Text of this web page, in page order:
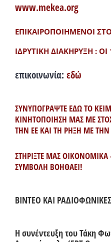
www.mekea.org
ΕΠΙΚΑΙΡΟΠΟΙΗΜΕΝΟΙ
ΙΔΡΥΤΙΚΗ ΔΙΑΚΗΡΥΞΗ :
επικοινωνία: εδώ
ΣΥΝΥΠΟΓΡΑΨΤΕ ΕΔΩ ΤΟ
ΚΙΝΗΤΟΠΟΙΗΣΗ ΜΑΣ ΜΕ
ΤΗΝ ΕΕ ΚΑΙ ΤΗ ΡΗΞΗ ΜΕ
ΣΤΗΡΙΞΤΕ ΜΑΣ ΟΙΚΟΝΟΜΙΚΑ
ΣΥΜΒΟΛΗ ΒΟΗΘΑΕΙ!
ΒΙΝΤΕΟ ΚΑΙ
Η συνέντευξη του Τάκη